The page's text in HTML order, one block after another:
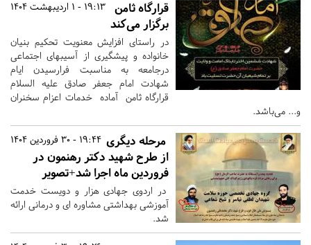
19:13 - 1 اردیبهشت 1404
قرارگاه ثامن
برگزار می‌کند
در راستای افزایش معنویت تحکیم بنیان
خانواده و پیشگیری از آسیبهای اجتماعی
درجامعه به مناسبت فرارسیدن ایام
شهادت امام جعفر صادق علیه السلام
قرارگاه ثامن آماده خدمات اعزام سخنران
و... می‌باشد.
19:44 - 30 فروردین 1404 مرحله دیگری
از طرح شهید دکتر رهنمون در
فروردین ماه اجرا شد+تصویر
در اردوی جهادی هزار و دویست خدمت
آموزشی بهداشتی مشاوره ای و درمانی ارائه
شد.